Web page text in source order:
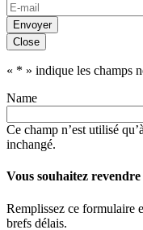
Envoyer
Close
« * » indique les champs
Name
Ce champ n’est utilisé
inchangé.
Vous souhaitez
Remplissez ce formulaire
brefs délais.